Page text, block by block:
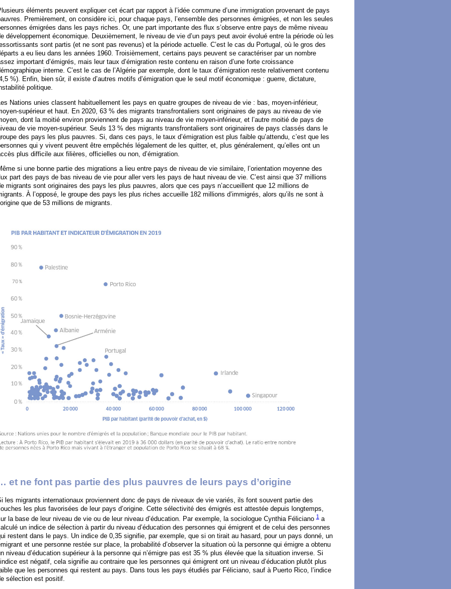
éléments peuvent expliquer cet écart par rapport à l’idée commune d’une immigration provenant de pays
Premièrement, on considère ici, pour chaque pays, l’ensemble des personnes émigrées, et non les seules
émigrées dans les pays riches. Or, une part importante des flux s’observe entre pays de même niveau
développement économique. Deuxièmement, le niveau de vie d’un pays peut avoir évolué entre la période où les
sont partis (et ne sont pas revenus) et la période actuelle. C’est le cas du Portugal, où le gros des
a eu lieu dans les années 1960. Troisièmement, certains pays peuvent se caractériser par un nombre
important d’émigrés, mais leur taux d’émigration reste contenu en raison d’une forte croissance
interne. C’est le cas de l’Algérie par exemple, dont le taux d’émigration reste relativement contenu
%). Enfin, bien sûr, il existe d’autres motifs d’émigration que le seul motif économique : guerre, dictature,
politique.
Nations unies classent habituellement les pays en quatre groupes de niveau de vie : bas, moyen-inférieur,
supérieur et haut. En 2020, 63 % des migrants transfrontaliers sont originaires de pays au niveau de vie
dont la moitié environ proviennent de pays au niveau de vie moyen-inférieur, et l’autre moitié de pays de
de vie moyen-supérieur. Seuls 13 % des migrants transfrontaliers sont originaires de pays classés dans le
des pays les plus pauvres. Si, dans ces pays, le taux d’émigration est plus faible qu’attendu, c’est que les
qui y vivent peuvent être empêchés légalement de les quitter, et, plus généralement, qu’elles ont un
plus difficile aux filières, officielles ou non, d’émigration.
si une bonne partie des migrations a lieu entre pays de niveau de vie similaire, l’orientation moyenne des
part des pays de bas niveau de vie pour aller vers les pays de haut niveau de vie. C’est ainsi que 37 millions
migrants sont originaires des pays les plus pauvres, alors que ces pays n’accueillent que 12 millions de
À l’opposé, le groupe des pays les plus riches accueille 182 millions d’immigrés, alors qu’ils ne sont à
que de 53 millions de migrants.
et ne font pas partie des plus pauvres de leurs pays d’origine
les migrants internationaux proviennent donc de pays de niveaux de vie variés, ils font souvent partie des
les plus favorisées de leur pays d’origine. Cette sélectivité des émigrés est attestée depuis longtemps,
la base de leur niveau de vie ou de leur niveau d’éducation. Par exemple, la sociologue Cynthia Féliciano 1 a
un indice de sélection à partir du niveau d’éducation des personnes qui émigrent et de celui des personnes
restent dans le pays. Un indice de 0,35 signifie, par exemple, que si on tirait au hasard, pour un pays donné, un
et une personne restée sur place, la probabilité d’observer la situation où la personne qui émigre a obtenu
niveau d’éducation supérieur à la personne qui n’émigre pas est 35 % plus élevée que la situation inverse. Si
est négatif, cela signifie au contraire que les personnes qui émigrent ont un niveau d’éducation plutôt plus
que les personnes qui restent au pays. Dans tous les pays étudiés par Féliciano, sauf à Puerto Rico, l’indice
sélection est positif.